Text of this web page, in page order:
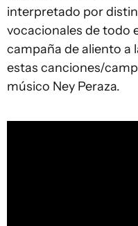
interpretado por
vocacionales de todo
campaña de aliento a
estas canciones/
músico Ney Peraza.